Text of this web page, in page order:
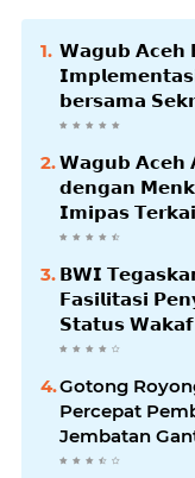
𝗪𝗮𝗴𝘂𝗯 𝗔𝗰𝗲𝗵
𝗯𝗲𝗿𝘀𝗮𝗺𝗮
𝗪𝗮𝗴𝘂𝗯 𝗔𝗰𝗲𝗵
𝗱𝗲𝗻𝗴𝗮𝗻
𝗜𝗺𝗶𝗽𝗮𝘀
𝗕𝗹𝗮𝗻𝗴𝗽𝗮𝗱𝗮𝗻𝗴
𝗕𝗪𝗜
𝗙𝗮𝘀𝗶𝗹𝗶𝘁𝗮𝘀𝗶
𝗦𝘁𝗮𝘁𝘂𝘀
Gotong
Percepat
Jembatan
Kuta Ujung